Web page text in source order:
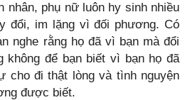
nhân, phụ nữ luôn hy sinh nhiều
đổi, im lặng vì đối phương. Có
nghe rằng họ đã vì bạn mà đổi
không để bạn biết vì bạn họ đã
cho đi thật lòng và tình nguyện
được biết.